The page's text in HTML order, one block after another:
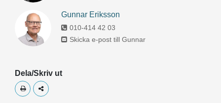
Gunnar Eriksson
010-414 42 03
Skicka e-post till Gunnar
Dela/Skriv ut
Skriv utDela